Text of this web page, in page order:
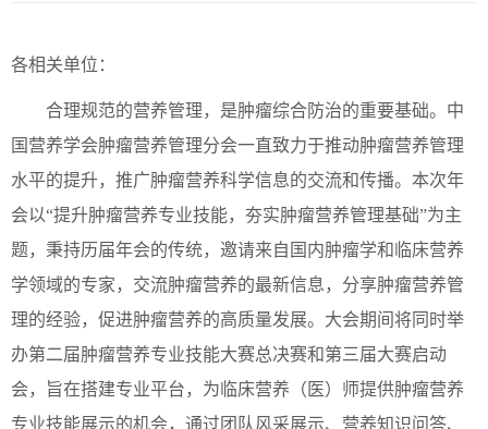
各相关单位：
合理规范的营养管理，是肿瘤综合防治的重要基础。中
国营养学会肿瘤营养管理分会一直致力于推动肿瘤营养管理
水平的提升，推广肿瘤营养科学信息的交流和传播。本次年
会以“提升肿瘤营养专业技能，夯实肿瘤营养管理基础”为主
题，秉持历届年会的传统，邀请来自国内肿瘤学和临床营养
学领域的专家，交流肿瘤营养的最新信息，分享肿瘤营养管
理的经验，促进肿瘤营养的高质量发展。大会期间将同时举
办第二届肿瘤营养专业技能大赛总决赛和第三届大赛启动
会，旨在搭建专业平台，为临床营养（医）师提供肿瘤营养
专业技能展示的机会，通过团队风采展示、营养知识问答、